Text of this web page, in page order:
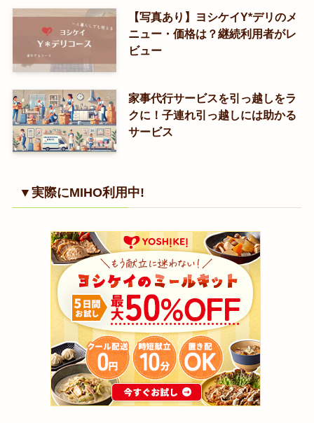
【写真あり】ヨシケイY*デリのメ
ニュー・価格は？継続利用者がレ
ビュー
家事代行サービスを引っ越しをラ
クに！子連れ引っ越しには助かる
サービス
▼実際にMIHO利用中!